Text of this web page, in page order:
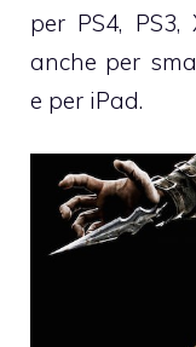
per PS4,
anche per
e per iPad.